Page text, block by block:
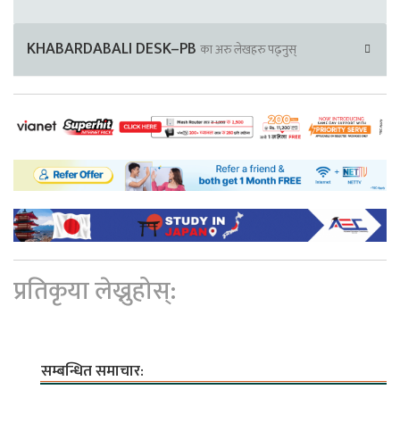
KHABARDABALI DESK–PB का अरु लेखहरु पढ्नुस्
प्रतिकृया लेख्नुहोस्:
सम्बन्धित समाचार: